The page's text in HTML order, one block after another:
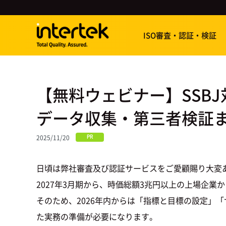
ISO審査・認証・検証
【無料ウェビナー】
データ収集・第三者検証
2025/11/20 PR
日頃は弊社審査及び認証サービスをご愛顧賜り大
2027年3月期から、時価総額3兆円以上の上場企業
そのため、2026年内からは「指標と目標の設定」
た実務の準備が必要になります。